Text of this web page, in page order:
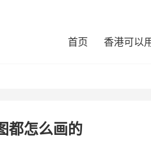
首页 香港可以
都怎么画的